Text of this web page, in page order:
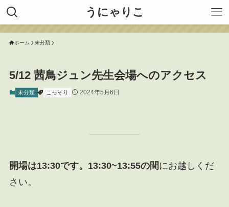
うにゃりこ
ホーム 未分類
5/12 茜鳥ジュン先生会場へのアクセス
未分類 こっそり 2024年5月6日
開場は13:30です。13:30~13:55の間にお越しくだ
さい。